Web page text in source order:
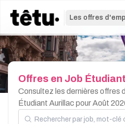
Les offres
Offres en Job Étudiant
Consultez les dernières offres
Étudiant Aurillac pour Août
Rechercher par job, mot-clé ou